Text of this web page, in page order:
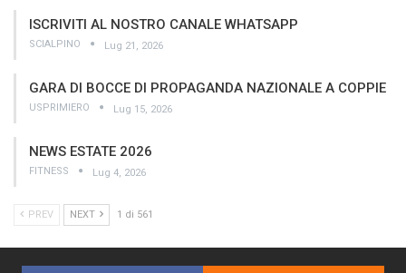
ISCRIVITI AL NOSTRO CANALE WHATSAPP
SCIALPINO Lug 21, 2026
GARA DI BOCCE DI PROPAGANDA NAZIONALE A COPPIE
USPRIMIERO Lug 15, 2026
NEWS ESTATE 2026
FITNESS Lug 4, 2026
PREV NEXT 1 di 561